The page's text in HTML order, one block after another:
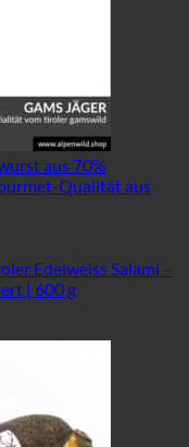
aus 70%
Qualität aus
Edelweiss Salami –
| 600 g